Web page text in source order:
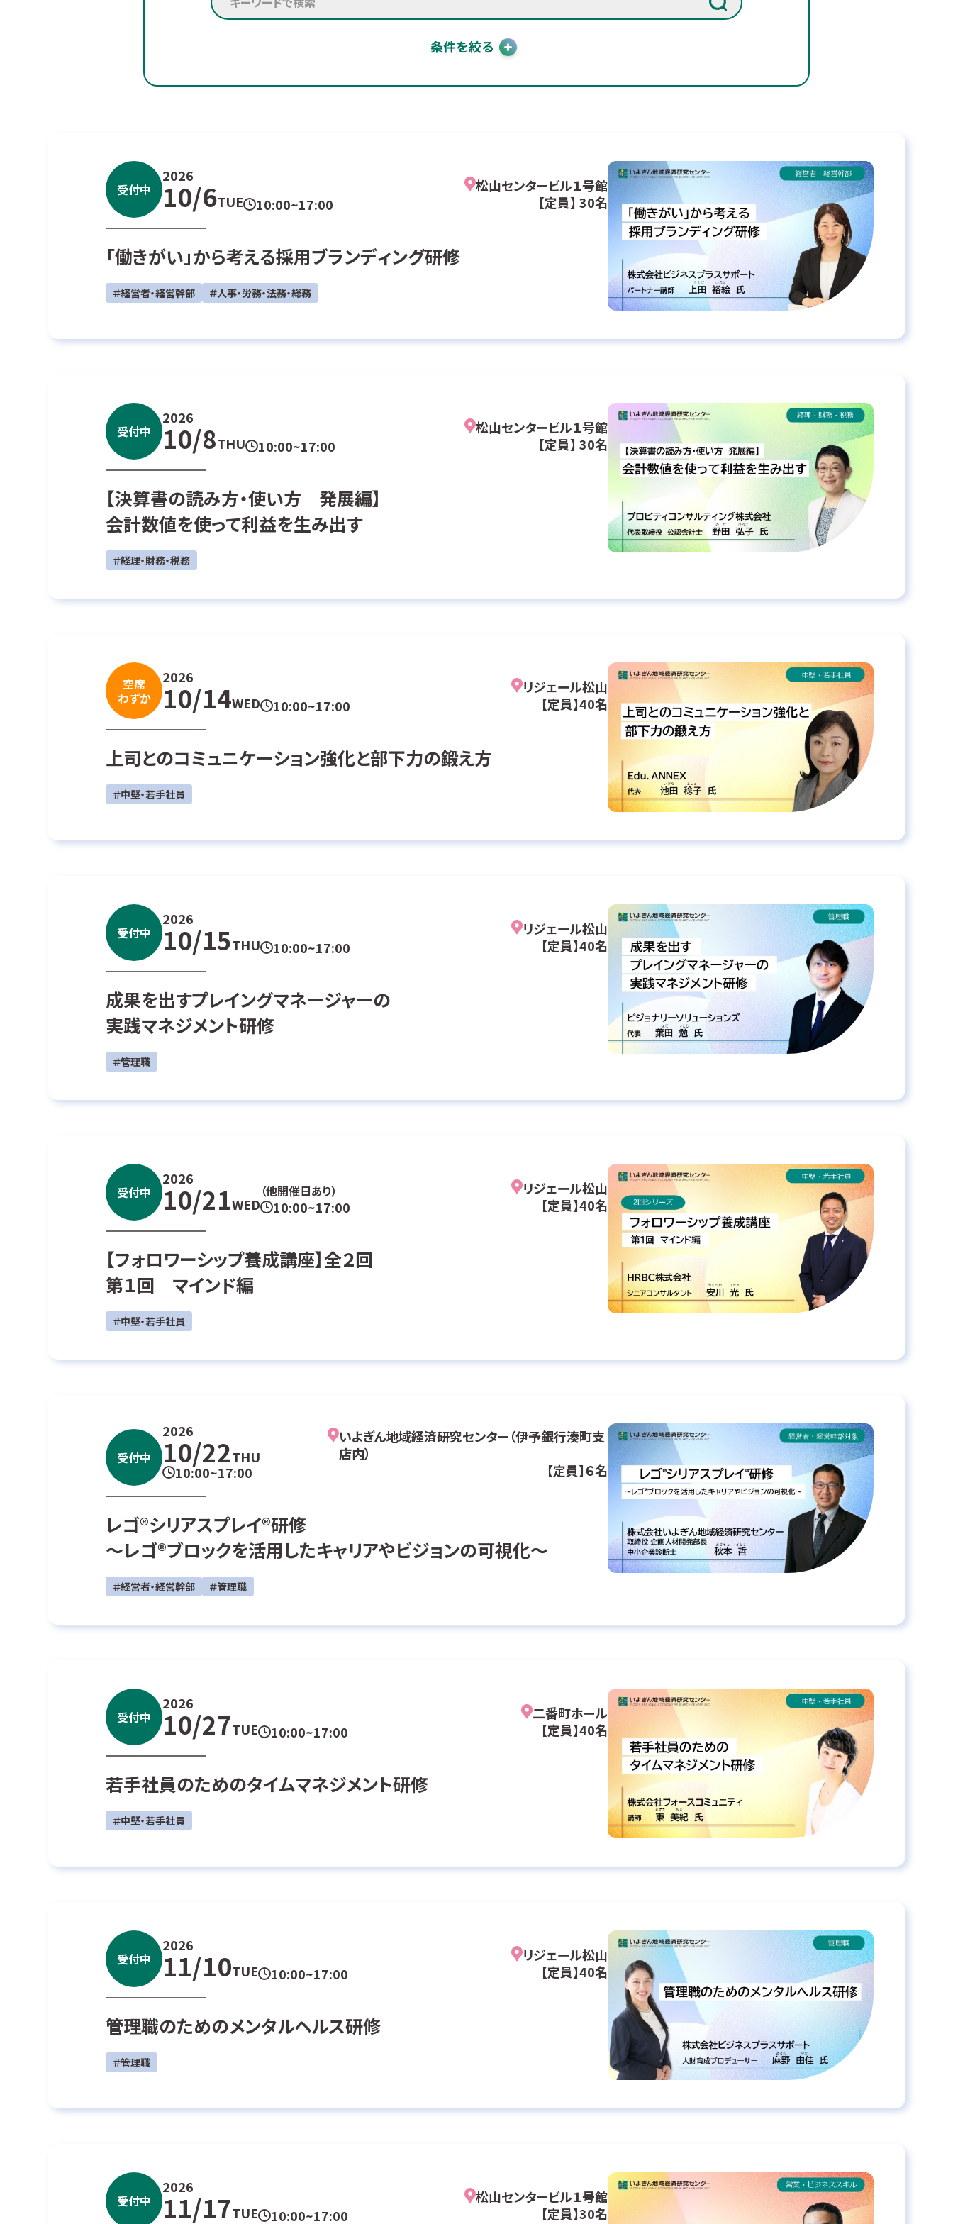
受付中
2026
10/6TUE 10:00~17:00
松山センタービル１号館
【定員】 30名
「働きがい」から考える採用ブランディング研修
＃経営者・経営幹部 ＃人事・労務・法務・総務
受付中
2026
10/8THU 10:00~17:00
松山センタービル１号館
【定員】 30名
【決算書の読み方・使い方 発展編】
会計数値を使って利益を生み出す
＃経理・財務・税務
空席
わずか
2026
10/14WED 10:00~17:00
リジェール松山
【定員】40名
上司とのコミュニケーション強化と部下力の鍛え方
＃中堅・若手社員
受付中
2026
10/15THU 10:00~17:00
リジェール松山
【定員】40名
成果を出すプレイングマネージャーの
実践マネジメント研修
＃管理職
受付中
2026
10/21WED
（他開催日あり）
10:00~17:00
リジェール松山
【定員】40名
【フォロワーシップ養成講座】全２回
第１回 マインド編
＃中堅・若手社員
受付中
2026
10/22THU
10:00~17:00
いよぎん地域経済研究センター（伊予銀行湊町支
店内）
【定員】６名
レゴ®シリアスプレイ®研修
～レゴ®ブロックを活用したキャリアやビジョンの可視化～
＃経営者・経営幹部 ＃管理職
受付中
2026
10/27TUE 10:00~17:00
二番町ホール
【定員】40名
若手社員のためのタイムマネジメント研修
＃中堅・若手社員
受付中
2026
11/10TUE 10:00~17:00
リジェール松山
【定員】40名
管理職のためのメンタルヘルス研修
＃管理職
受付中
2026
11/17TUE 10:00~17:00
松山センタービル１号館
【定員】30名